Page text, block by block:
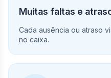
Muitas faltas e
Cada ausência ou atraso
no caixa.